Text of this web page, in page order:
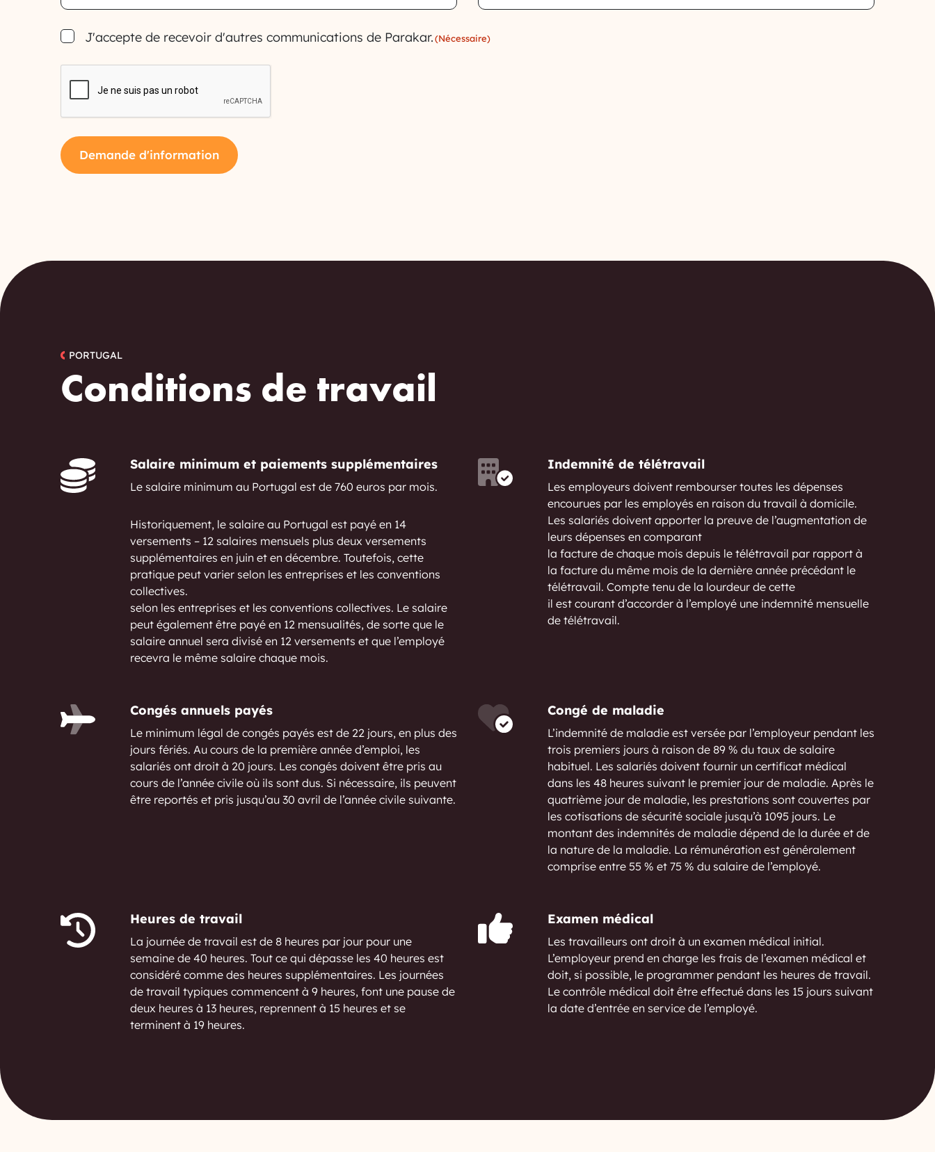
Consent
(Nécessaire)
J'accepte de recevoir d'autres communications de Parakar.(Nécessaire)
CAPTCHA
Demande d'information
PORTUGAL
Conditions de travail
Salaire minimum et paiements supplémentaires
Le salaire minimum au Portugal est de 760 euros par mois.
Historiquement, le salaire au Portugal est payé en 14
versements – 12 salaires mensuels plus deux versements
supplémentaires en juin et en décembre. Toutefois, cette
pratique peut varier selon les entreprises et les conventions
collectives.
selon les entreprises et les conventions collectives. Le salaire
peut également être payé en 12 mensualités, de sorte que le
salaire annuel sera divisé en 12 versements et que l’employé
recevra le même salaire chaque mois.
Indemnité de télétravail
Les employeurs doivent rembourser toutes les dépenses
encourues par les employés en raison du travail à domicile.
Les salariés doivent apporter la preuve de l’augmentation de
leurs dépenses en comparant
la facture de chaque mois depuis le télétravail par rapport à
la facture du même mois de la dernière année précédant le
télétravail. Compte tenu de la lourdeur de cette
il est courant d’accorder à l’employé une indemnité mensuelle
de télétravail.
Congés annuels payés
Le minimum légal de congés payés est de 22 jours, en plus des
jours fériés. Au cours de la première année d’emploi, les
salariés ont droit à 20 jours. Les congés doivent être pris au
cours de l’année civile où ils sont dus. Si nécessaire, ils peuvent
être reportés et pris jusqu’au 30 avril de l’année civile suivante.
Congé de maladie
L’indemnité de maladie est versée par l’employeur pendant les
trois premiers jours à raison de 89 % du taux de salaire
habituel. Les salariés doivent fournir un certificat médical
dans les 48 heures suivant le premier jour de maladie. Après le
quatrième jour de maladie, les prestations sont couvertes par
les cotisations de sécurité sociale jusqu’à 1095 jours. Le
montant des indemnités de maladie dépend de la durée et de
la nature de la maladie. La rémunération est généralement
comprise entre 55 % et 75 % du salaire de l’employé.
Heures de travail
La journée de travail est de 8 heures par jour pour une
semaine de 40 heures. Tout ce qui dépasse les 40 heures est
considéré comme des heures supplémentaires. Les journées
de travail typiques commencent à 9 heures, font une pause de
deux heures à 13 heures, reprennent à 15 heures et se
terminent à 19 heures.
Examen médical
Les travailleurs ont droit à un examen médical initial.
L’employeur prend en charge les frais de l’examen médical et
doit, si possible, le programmer pendant les heures de travail.
Le contrôle médical doit être effectué dans les 15 jours suivant
la date d’entrée en service de l’employé.